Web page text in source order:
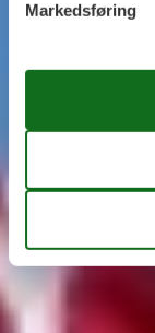
Markedsføring